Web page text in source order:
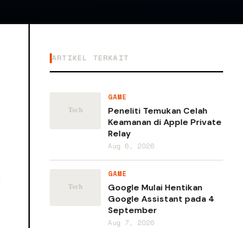
ARTIKEL TERKAIT
GAME
Peneliti Temukan Celah
Keamanan di Apple Private
Relay
Aug 6, 2026
GAME
Google Mulai Hentikan
Google Assistant pada 4
September
Aug 7, 2026